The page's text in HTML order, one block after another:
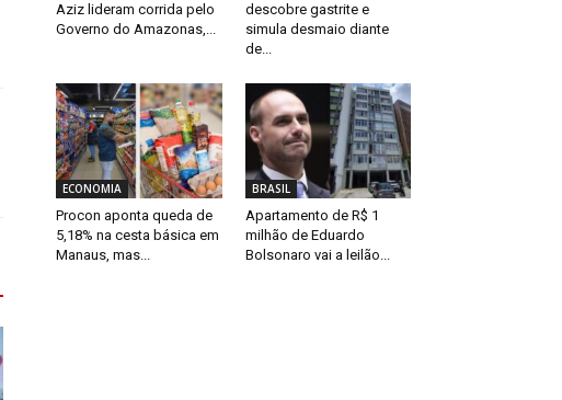
Aziz lideram corrida pelo
Governo do Amazonas,...
descobre gastrite e
simula desmaio diante
de...
ECONOMIA
Procon aponta queda de
5,18% na cesta básica em
Manaus, mas...
BRASIL
Apartamento de R$ 1
milhão de Eduardo
Bolsonaro vai a leilão...